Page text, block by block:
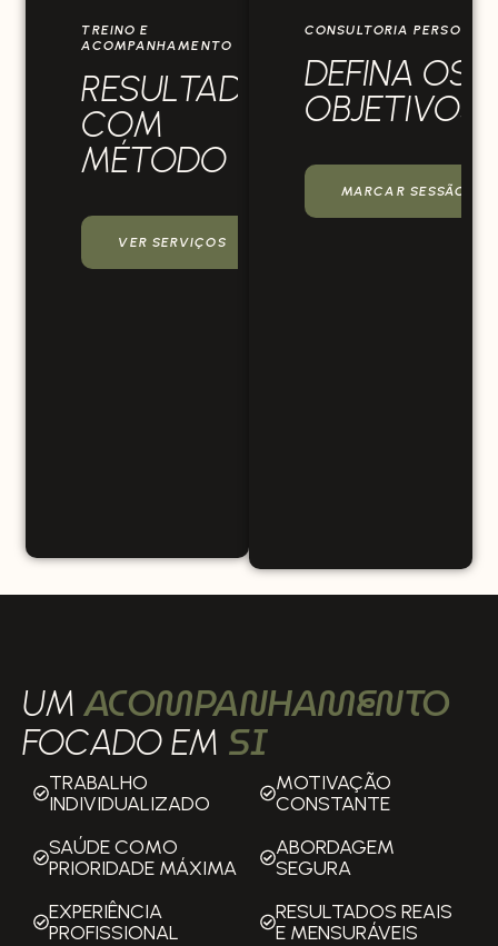
TREINO E
ACOMPANHAMENTO
RESULTADOS
COM
MÉTODO
VER SERVIÇOS
CONSULTORIA
DEFINA OS
OBJETIVOS
MARCAR SESSÃO
UMACOMPANHAMENTO
FOCADO EM SI
TRABALHO
INDIVIDUALIZADO
SAÚDE COMO
PRIORIDADE MÁXIMA
EXPERIÊNCIA
PROFISSIONAL
MOTIVAÇÃO
CONSTANTE
ABORDAGEM
SEGURA
RESULTADOS REAIS
E MENSURÁVEIS